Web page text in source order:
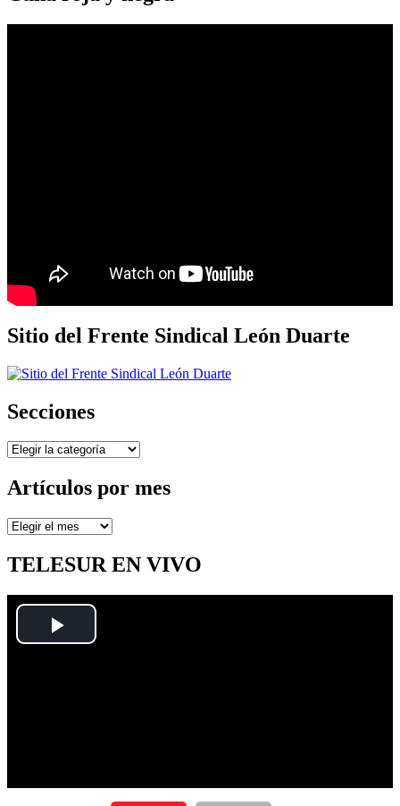
Sitio del Frente Sindical León Duarte
Secciones
Secciones
Artículos por mes
Artículos
mes
TELESUR EN VIVO